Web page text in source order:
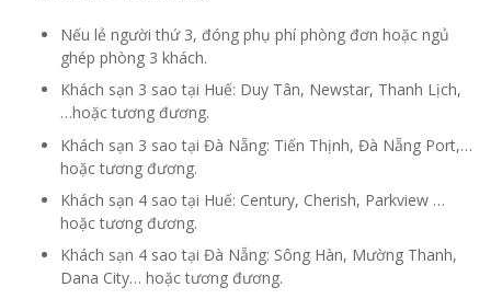
Nếu lẻ người thứ 3, đóng phụ phí phòng đơn hoặc ngủ
ghép phòng 3 khách.
Khách sạn 3 sao tại Huế: Duy Tân, Newstar, Thanh Lịch,
…hoặc tương đương.
Khách sạn 3 sao tại Đà Nẵng: Tiến Thịnh, Đà Nẵng Port,…
hoặc tương đương.
Khách sạn 4 sao tại Huế: Century, Cherish, Parkview …
hoặc tương đương.
Khách sạn 4 sao tại Đà Nẵng: Sông Hàn, Mường Thanh,
Dana City… hoặc tương đương.